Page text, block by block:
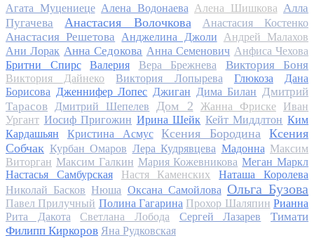
Агата Муцениеце Алена Водонаева Алена Шишкова Алла
Пугачева
Анастасия Волочкова Анастасия Костенко
Анастасия Решетова Анджелина Джоли
Андрей Малахов
Ани Лорак Анна Седокова Анна Семенович Анфиса Чехова
Бритни Спирс
Валерия Вера Брежнева Виктория Боня
Виктория Дайнеко Виктория Лопырева Глюкоза
Дана
Борисова Дженнифер Лопес Джиган Дима Билан Дмитрий
Тарасов
Дмитрий Шепелев Дом 2 Жанна Фриске
Иван
Ургант Иосиф Пригожин Ирина Шейк Кейт Миддлтон Ким
Кардашьян
Кристина Асмус Ксения Бородина
Ксения
Собчак Курбан Омаров Лера Кудрявцева Мадонна Максим
Виторган Максим Галкин Мария Кожевникова Меган Маркл
Настасья Самбурская
Настя Каменских
Наташа Королева
Николай Басков Нюша Оксана Самойлова Ольга Бузова
Павел Прилучный Полина Гагарина Прохор Шаляпин Рианна
Рита Дакота
Светлана Лобода Сергей Лазарев
Тимати
Филипп Киркоров Яна Рудковская